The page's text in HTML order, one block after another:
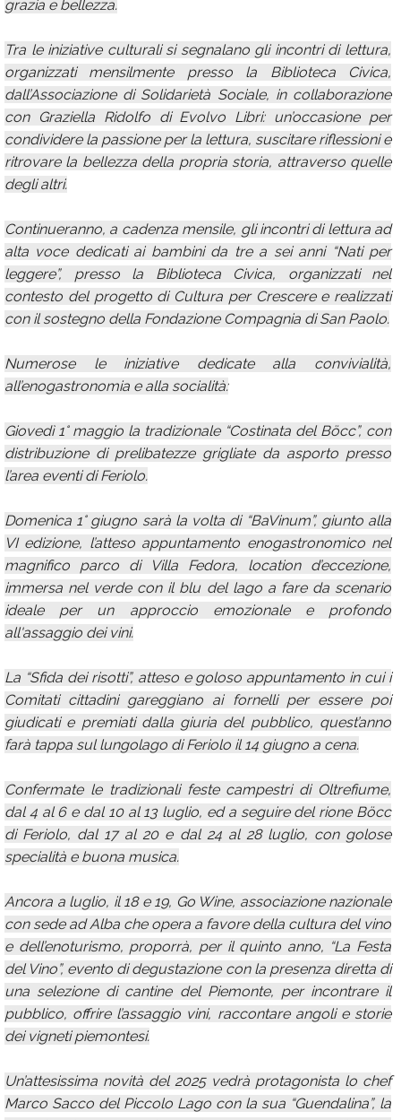
grazia e bellezza.
Tra le iniziative culturali si segnalano gli incontri di lettura,
organizzati mensilmente presso la Biblioteca Civica,
dall’Associazione di Solidarietà Sociale, in collaborazione
con Graziella Ridolfo di Evolvo Libri: un’occasione per
condividere la passione per la lettura, suscitare riflessioni e
ritrovare la bellezza della propria storia, attraverso quelle
degli altri.
Continueranno, a cadenza mensile, gli incontri di lettura ad
alta voce dedicati ai bambini da tre a sei anni “Nati per
leggere”, presso la Biblioteca Civica, organizzati nel
contesto del progetto di Cultura per Crescere e realizzati
con il sostegno della Fondazione Compagnia di San Paolo.
Numerose le iniziative dedicate alla convivialità,
all’enogastronomia e alla socialità:
Giovedì 1° maggio la tradizionale “Costinata del Böcc”, con
distribuzione di prelibatezze grigliate da asporto presso
l’area eventi di Feriolo.
Domenica 1° giugno sarà la volta di “BaVinum”, giunto alla
VI edizione, l’atteso appuntamento enogastronomico nel
magnifico parco di Villa Fedora, location d’eccezione,
immersa nel verde con il blu del lago a fare da scenario
ideale per un approccio emozionale e profondo
all'assaggio dei vini.
La “Sfida dei risotti”, atteso e goloso appuntamento in cui i
Comitati cittadini gareggiano ai fornelli per essere poi
giudicati e premiati dalla giuria del pubblico, quest’anno
farà tappa sul lungolago di Feriolo il 14 giugno a cena.
Confermate le tradizionali feste campestri di Oltrefiume,
dal 4 al 6 e dal 10 al 13 luglio, ed a seguire del rione Böcc
di Feriolo, dal 17 al 20 e dal 24 al 28 luglio, con golose
specialità e buona musica.
Ancora a luglio, il 18 e 19, Go Wine, associazione nazionale
con sede ad Alba che opera a favore della cultura del vino
e dell’enoturismo, proporrà, per il quinto anno, “La Festa
del Vino”, evento di degustazione con la presenza diretta di
una selezione di cantine del Piemonte, per incontrare il
pubblico, offrire l’assaggio vini, raccontare angoli e storie
dei vigneti piemontesi.
Un’attesissima novità del 2025 vedrà protagonista lo chef
Marco Sacco del Piccolo Lago con la sua “Guendalina”, la